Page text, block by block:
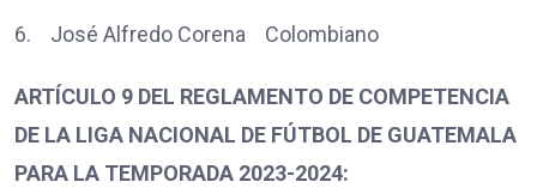
6. José Alfredo Corena Colombiano
ARTÍCULO 9 DEL REGLAMENTO DE COMPETENCIA
DE LA LIGA NACIONAL DE FÚTBOL DE GUATEMALA
PARA LA TEMPORADA 2023-2024: